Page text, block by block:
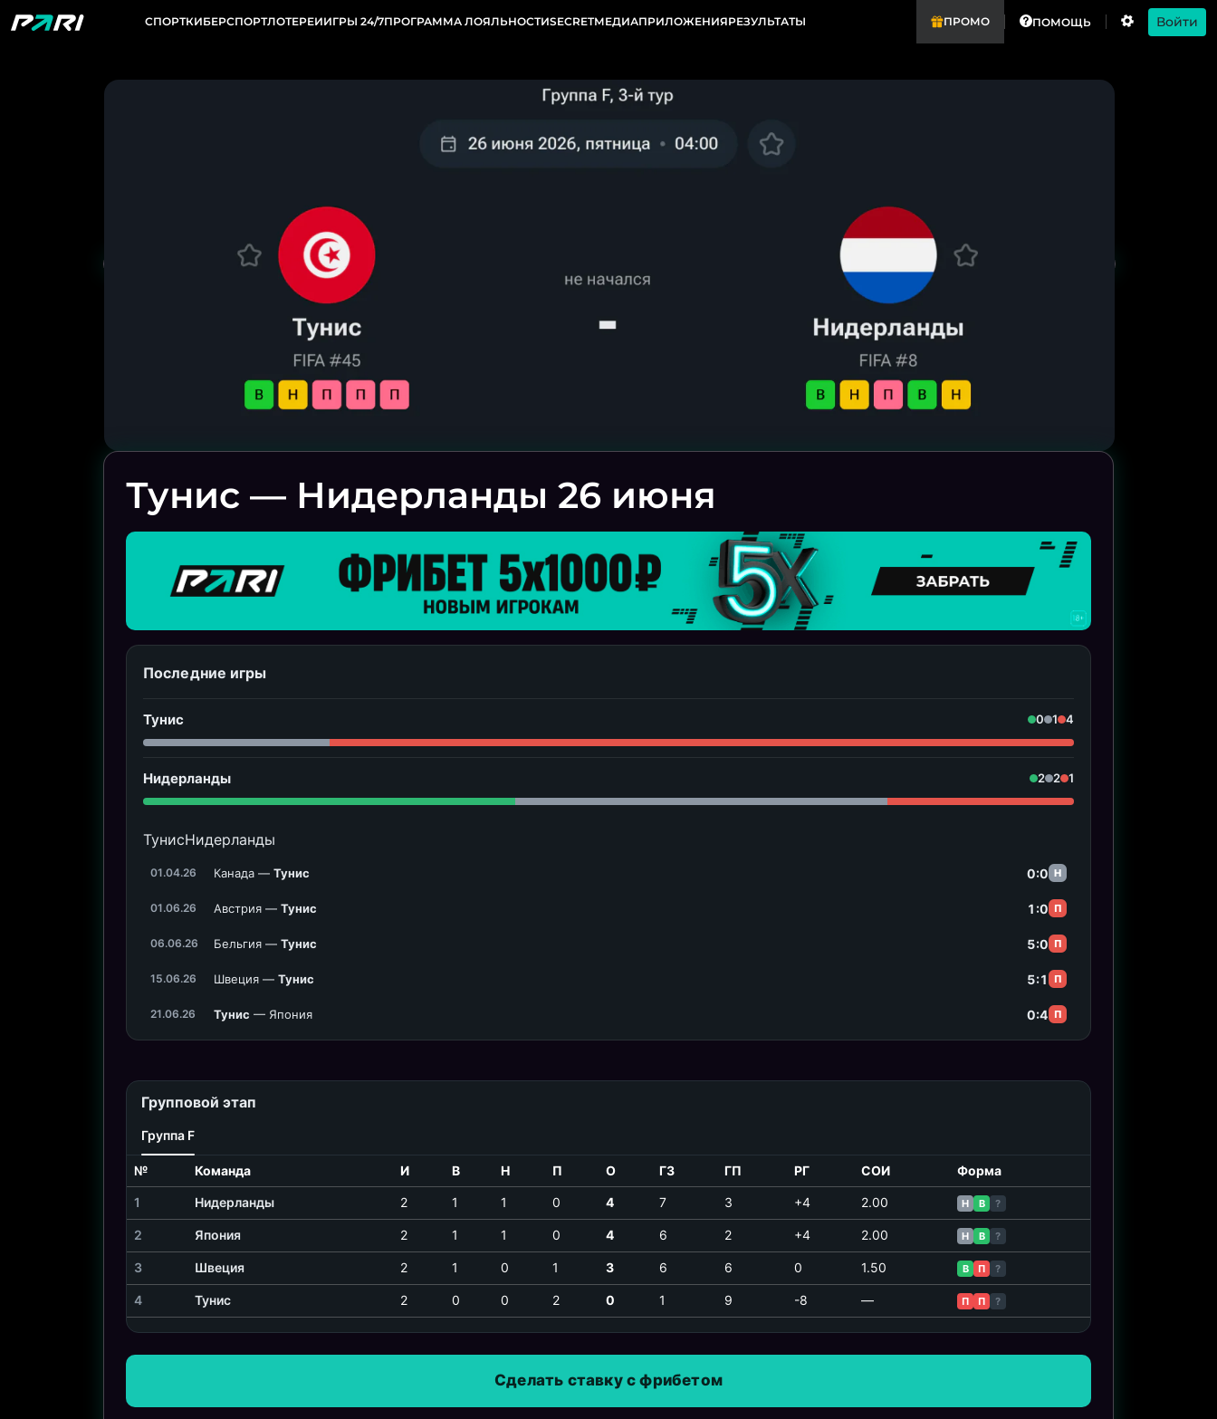
СПОРТКИБЕРСПОРТЛОТЕРЕИИГРЫ 24/7ПРОГРАММА ЛОЯЛЬНОСТИSECRETМЕДИАПРИЛОЖЕНИЯРЕЗУЛЬТАТЫ ПРОМО ПОМОЩЬ Войти
Тунис — Нидерланды 26 июня
Последние игры
Тунис 0 1 4
Нидерланды 2 2 1
ТунисНидерланды
01.04.26 Канада — Тунис 0:0 Н
01.06.26 Австрия — Тунис 1:0 П
06.06.26 Бельгия — Тунис 5:0 П
15.06.26 Швеция — Тунис 5:1 П
21.06.26 Тунис — Япония 0:4 П
Групповой этап
Группа F
№ Команда И В Н П О ГЗ ГП РГ СОИ Форма
1 Нидерланды 2 1 1 0 4 7 3 +4 2.00 Н В ?
2 Япония 2 1 1 0 4 6 2 +4 2.00 Н В ?
3 Швеция 2 1 0 1 3 6 6 0 1.50 В П ?
4 Тунис 2 0 0 2 0 1 9 -8 — П П ?
Сделать ставку с фрибетом